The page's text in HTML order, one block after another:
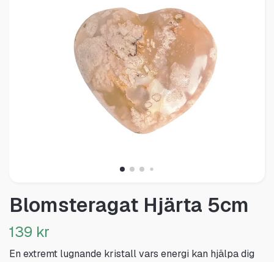
Blomsteragat Hjärta 5cm
139 kr
En extremt lugnande kristall vars energi kan hjälpa dig